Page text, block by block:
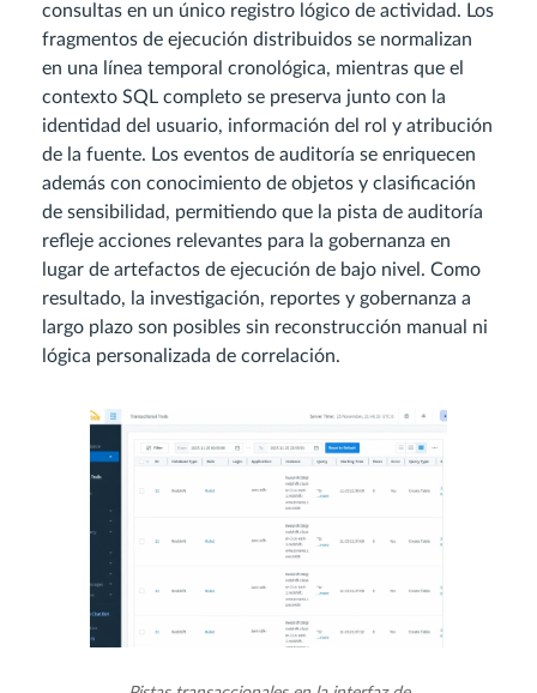
consultas en un único registro lógico de actividad. Los
fragmentos de ejecución distribuidos se normalizan
en una línea temporal cronológica, mientras que el
contexto SQL completo se preserva junto con la
identidad del usuario, información del rol y atribución
de la fuente. Los eventos de auditoría se enriquecen
además con conocimiento de objetos y clasificación
de sensibilidad, permitiendo que la pista de auditoría
refleje acciones relevantes para la gobernanza en
lugar de artefactos de ejecución de bajo nivel. Como
resultado, la investigación, reportes y gobernanza a
largo plazo son posibles sin reconstrucción manual ni
lógica personalizada de correlación.